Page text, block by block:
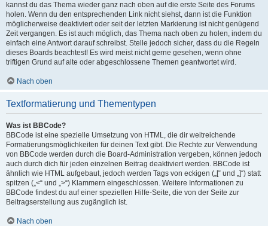
kannst du das Thema wieder ganz nach oben auf die erste Seite des Forums
holen. Wenn du den entsprechenden Link nicht siehst, dann ist die Funktion
möglicherweise deaktiviert oder seit der letzten Markierung ist nicht genügend
Zeit vergangen. Es ist auch möglich, das Thema nach oben zu holen, indem du
einfach eine Antwort darauf schreibst. Stelle jedoch sicher, dass du die Regeln
dieses Boards beachtest! Es wird meist nicht gerne gesehen, wenn ohne
triftigen Grund auf alte oder abgeschlossene Themen geantwortet wird.
Nach oben
Textformatierung und Thementypen
Was ist BBCode?
BBCode ist eine spezielle Umsetzung von HTML, die dir weitreichende
Formatierungsmöglichkeiten für deinen Text gibt. Die Rechte zur Verwendung
von BBCode werden durch die Board-Administration vergeben, können jedoch
auch durch dich für jeden einzelnen Beitrag deaktiviert werden. BBCode ist
ähnlich wie HTML aufgebaut, jedoch werden Tags von eckigen („[“ und „]“) statt
spitzen („<“ und „>“) Klammern eingeschlossen. Weitere Informationen zu
BBCode findest du auf einer speziellen Hilfe-Seite, die von der Seite zur
Beitragserstellung aus zugänglich ist.
Nach oben